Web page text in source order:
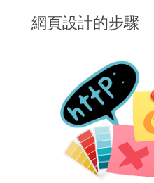
網頁設計的步驟